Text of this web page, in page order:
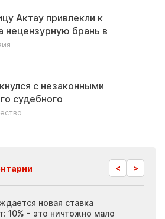
Актау привлекли к
нецензурную брань в
с незаконными
судебного
< >
новая ставка
10% - это ничтожно мало